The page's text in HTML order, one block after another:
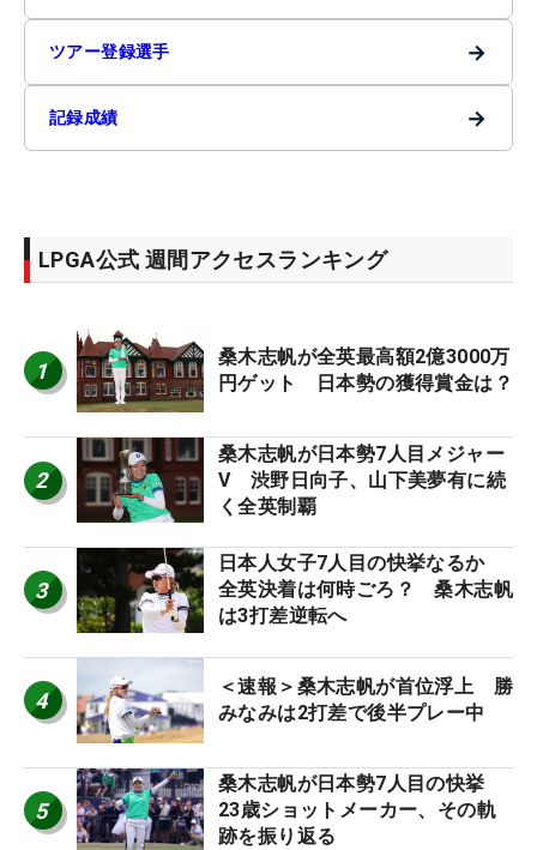
ツアー登録選手 →
記録成績 →
LPGA公式 週間アクセスランキング
1
桑木志帆が全英最高額2億3000万
円ゲット 日本勢の獲得賞金は？
2
桑木志帆が日本勢7人目メジャー
V 渋野日向子、山下美夢有に続
く全英制覇
3
日本人女子7人目の快挙なるか
全英決着は何時ごろ？ 桑木志帆
は3打差逆転へ
4
＜速報＞桑木志帆が首位浮上 勝
みなみは2打差で後半プレー中
5
桑木志帆が日本勢7人目の快挙
23歳ショットメーカー、その軌
跡を振り返る